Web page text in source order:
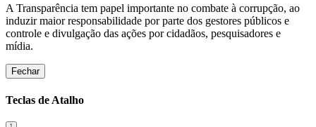
A Transparência tem papel importante no combate à corrupção, ao
induzir maior responsabilidade por parte dos gestores públicos e
controle e divulgação das ações por cidadãos, pesquisadores e
mídia.
Fechar
Teclas de Atalho